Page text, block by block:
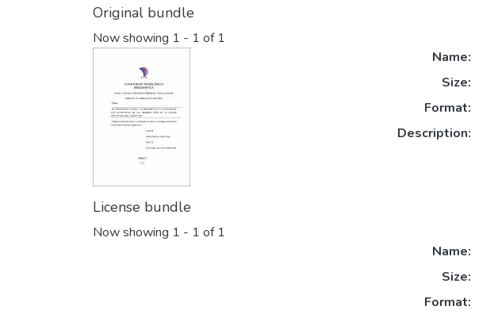
Original bundle
Now showing 1 - 1 of 1
Name:
Size:
Format:
Description:
License bundle
Now showing 1 - 1 of 1
Name:
Size:
Format: